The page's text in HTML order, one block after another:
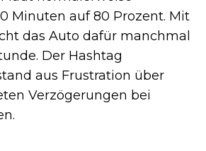
Minuten auf 80 Prozent. Mit
das Auto dafür manchmal
Der Hashtag
aus Frustration über
Verzögerungen bei